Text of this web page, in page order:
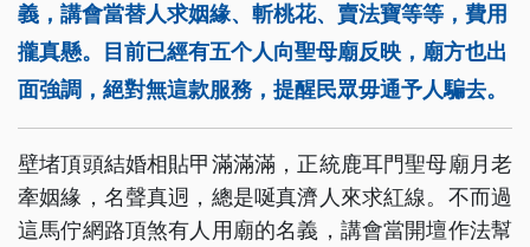
義，講會當替人求姻緣、斬桃花、賣法寶等等，費用
攏真懸。目前已經有五个人向聖母廟反映，廟方也出
面強調，絕對無這款服務，提醒民眾毋通予人騙去。
壁堵頂頭結婚相貼甲滿滿滿，正統鹿耳門聖母廟月老
牽姻緣，名聲真迵，總是唌真濟人來求紅線。不而過
這馬佇網路頂煞有人用廟的名義，講會當開壇作法幫